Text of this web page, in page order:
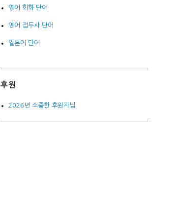
영어 회화 단어
영어 접두사 단어
일본어 단어
후원
2026년 소중한 후원자님